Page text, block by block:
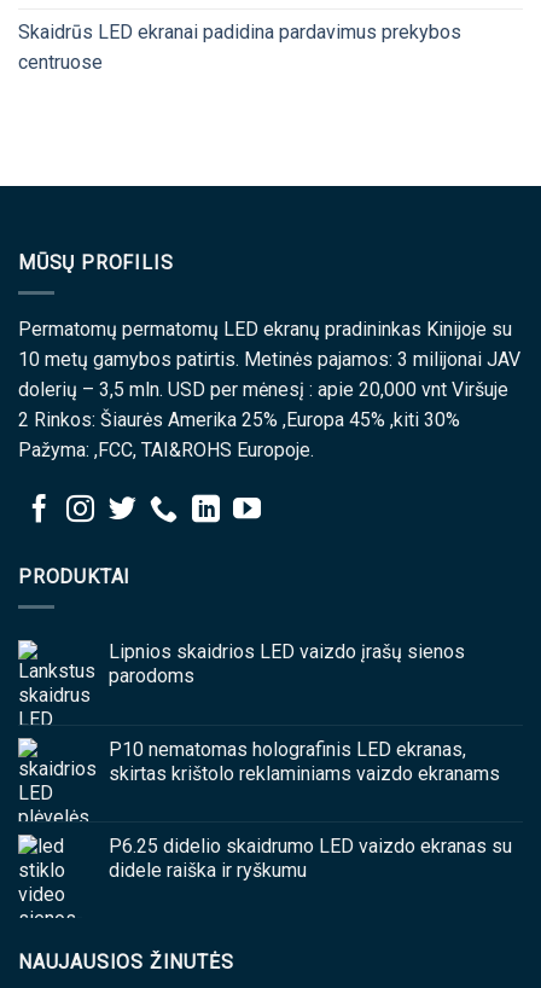
Skaidrūs LED ekranai padidina pardavimus prekybos
centruose
MŪSŲ PROFILIS
Permatomų permatomų LED ekranų pradininkas Kinijoje su
10 metų gamybos patirtis. Metinės pajamos: 3 milijonai JAV
dolerių – 3,5 mln. USD per mėnesį : apie 20,000 vnt Viršuje
2 Rinkos: Šiaurės Amerika 25% ,Europa 45% ,kiti 30%
Pažyma: ,FCC, TAI&ROHS Europoje.
PRODUKTAI
Lipnios skaidrios LED vaizdo įrašų sienos
parodoms
P10 nematomas holografinis LED ekranas,
skirtas krištolo reklaminiams vaizdo ekranams
P6.25 didelio skaidrumo LED vaizdo ekranas su
didele raiška ir ryškumu
NAUJAUSIOS ŽINUTĖS